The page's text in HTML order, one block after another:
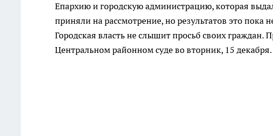
Епархию и городскую администрацию, которая
приняли на рассмотрение, но результатов это пока
Городская власть не слышит просьб своих граждан.
Центральном районном суде во вторник, 15 декабря.